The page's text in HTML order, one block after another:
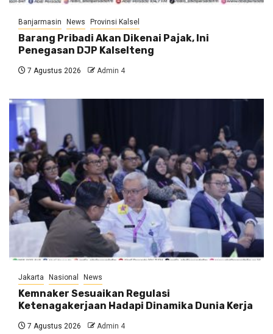
Banjarmasin News Provinsi Kalsel
Barang Pribadi Akan Dikenai Pajak, Ini
Penegasan DJP Kalselteng
7 Agustus 2026 Admin 4
Jakarta Nasional News
Kemnaker Sesuaikan Regulasi
Ketenagakerjaan Hadapi Dinamika Dunia Kerja
7 Agustus 2026 Admin 4